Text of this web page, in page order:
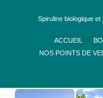
Spiruline biologique
ACCUEIL
NOS POINTS DE